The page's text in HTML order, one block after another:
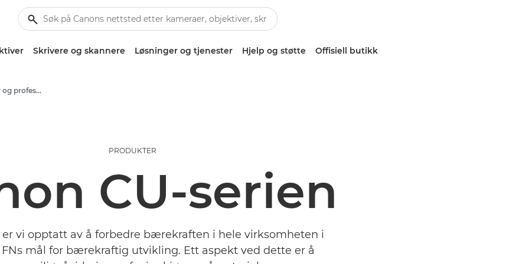
Skrivere og skannere Løsninger og tjenester Hjelp og støtte Offisiell butikk
Artikler for bedrifter og profesjonelle
PRODUKTER
CU-serien
er vi opptatt av å forbedre bærekraften i hele virksomheten i
mål for bærekraftig utvikling. Ett aspekt ved dette er å